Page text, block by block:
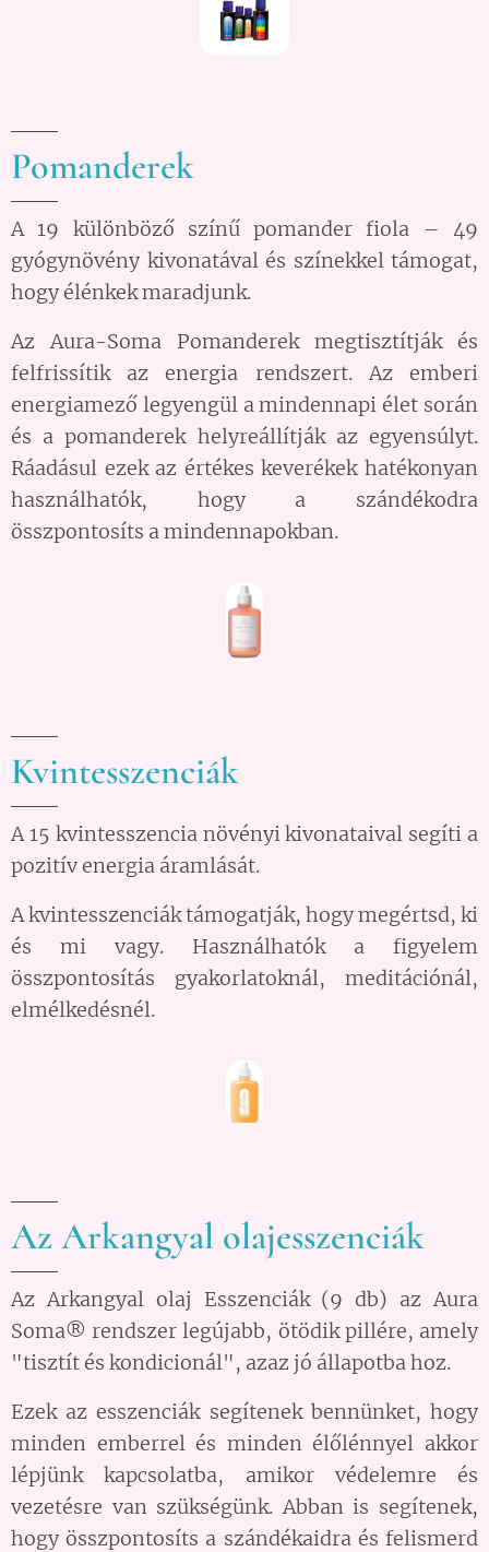
Pomanderek
A 19 különböző színű pomander fiola – 49
gyógynövény kivonatával és színekkel támogat,
hogy élénkek maradjunk.
Az Aura-Soma Pomanderek megtisztítják és
felfrissítik az energia rendszert. Az emberi
energiamező legyengül a mindennapi élet során
és a pomanderek helyreállítják az egyensúlyt.
Ráadásul ezek az értékes keverékek hatékonyan
használhatók, hogy a szándékodra
összpontosíts a mindennapokban.
Kvintesszenciák
A 15 kvintesszencia növényi kivonataival segíti a
pozitív energia áramlását.
A kvintesszenciák támogatják, hogy megértsd, ki
és mi vagy. Használhatók a figyelem
összpontosítás gyakorlatoknál, meditációnál,
elmélkedésnél.
Az Arkangyal olajesszenciák
Az Arkangyal olaj Esszenciák (9 db) az Aura
Soma® rendszer legújabb, ötödik pillére, amely
"tisztít és kondicionál", azaz jó állapotba hoz.
Ezek az esszenciák segítenek bennünket, hogy
minden emberrel és minden élőlénnyel akkor
lépjünk kapcsolatba, amikor védelemre és
vezetésre van szükségünk. Abban is segítenek,
hogy összpontosíts a szándékaidra és felismerd